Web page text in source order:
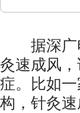
据深广电
灸速成风
症。比如
构，针灸